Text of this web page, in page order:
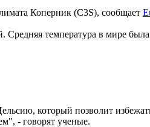
Коперник (C3S), сообщает
температура в мире
который позволит
- говорят ученые.